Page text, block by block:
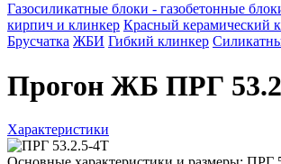
Газосиликатные блоки - газобетонные
кирпич и клинкер Красный керамический
Брусчатка ЖБИ Гибкий клинкер
Прогон ЖБ ПРГ
Характеристики